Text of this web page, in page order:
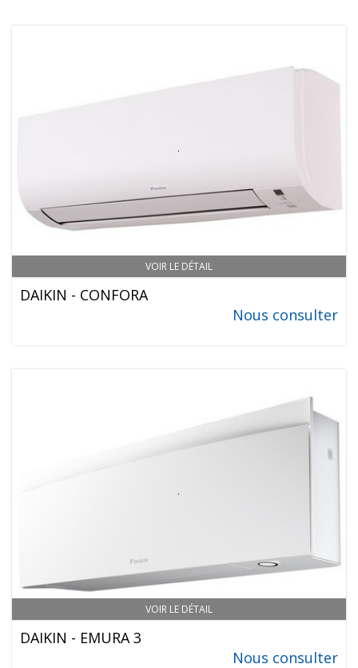
VOIR LE DÉTAIL
DAIKIN - CONFORA
Nous consulter
VOIR LE DÉTAIL
DAIKIN - EMURA 3
Nous consulter